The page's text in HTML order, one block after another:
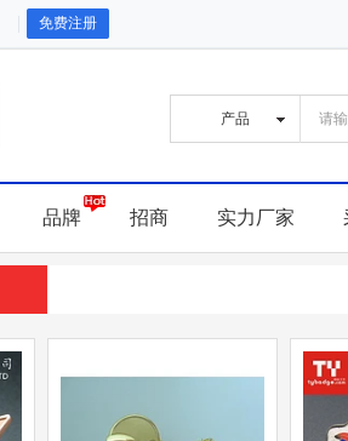
免费注册
品牌 招商 实力厂家